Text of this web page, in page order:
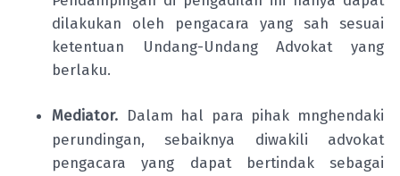
dilakukan oleh pengacara yang sah sesuai
ketentuan Undang-Undang Advokat yang
berlaku.
Mediator. Dalam hal para pihak mnghendaki
perundingan, sebaiknya diwakili advokat
pengacara yang dapat bertindak sebagai